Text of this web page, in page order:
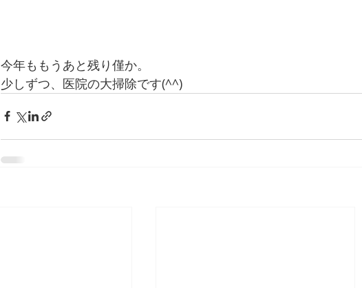
今年ももうあと残り僅か。
少しずつ、医院の大掃除です(^^)